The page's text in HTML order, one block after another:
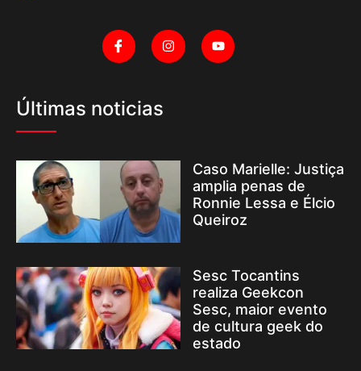
Últimas noticias
Caso Marielle: Justiça
amplia penas de
Ronnie Lessa e Élcio
Queiroz
Sesc Tocantins
realiza Geekcon
Sesc, maior evento
de cultura geek do
estado